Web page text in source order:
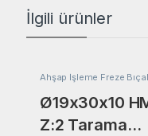
İlgili ürünler
Ahşap İşleme Freze
Ø19x30x10
Z:2 Tarama